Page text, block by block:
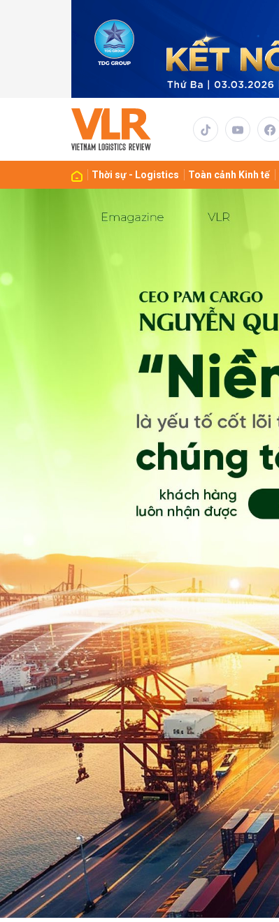
Thời sự - Logistics Toàn cảnh Kinh tế